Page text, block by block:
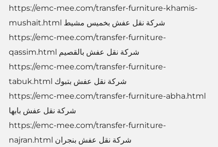
https://emc-mee.com/transfer-furniture-khamis-
mushait.html شركة نقل عفش بخميس مشيط
https://emc-mee.com/transfer-furniture-
qassim.html شركة نقل عفش بالقصيم
https://emc-mee.com/transfer-furniture-
tabuk.html شركة نقل عفش بتبوك
https://emc-mee.com/transfer-furniture-abha.html
شركة نقل عفش بابها
https://emc-mee.com/transfer-furniture-
najran.html شركة نقل عفش بنجران